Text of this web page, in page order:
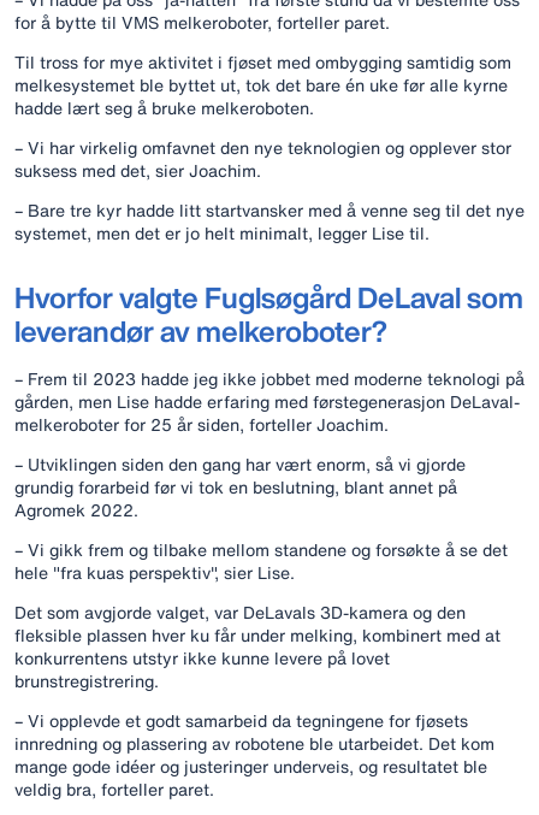
for å bytte til VMS melkeroboter, forteller paret.
Til tross for mye aktivitet i fjøset med ombygging samtidig som
melkesystemet ble byttet ut, tok det bare én uke før alle kyrne
hadde lært seg å bruke melkeroboten.
– Vi har virkelig omfavnet den nye teknologien og opplever stor
suksess med det, sier Joachim.
– Bare tre kyr hadde litt startvansker med å venne seg til det nye
systemet, men det er jo helt minimalt, legger Lise til.
Hvorfor valgte Fuglsøgård DeLaval som
leverandør av melkeroboter?
– Frem til 2023 hadde jeg ikke jobbet med moderne teknologi på
gården, men Lise hadde erfaring med førstegenerasjon DeLaval-
melkeroboter for 25 år siden, forteller Joachim.
– Utviklingen siden den gang har vært enorm, så vi gjorde
grundig forarbeid før vi tok en beslutning, blant annet på
Agromek 2022.
– Vi gikk frem og tilbake mellom standene og forsøkte å se det
hele "fra kuas perspektiv", sier Lise.
Det som avgjorde valget, var DeLavals 3D-kamera og den
fleksible plassen hver ku får under melking, kombinert med at
konkurrentens utstyr ikke kunne levere på lovet
brunstregistrering.
– Vi opplevde et godt samarbeid da tegningene for fjøsets
innredning og plassering av robotene ble utarbeidet. Det kom
mange gode idéer og justeringer underveis, og resultatet ble
veldig bra, forteller paret.